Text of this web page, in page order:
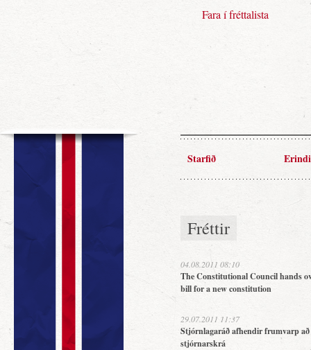
Fara í fréttalista
Starfið Erindi
Fréttir
04.08.2011 08:10
The Constitutional Council hands
bill for a new constitution
29.07.2011 11:37
Stjórnlagaráð afhendir frumvarp
stjórnarskrá